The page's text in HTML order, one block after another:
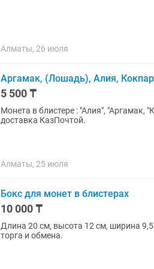
Алматы, 26 июля
Аргамак, (Лошадь), Алия,
5 500 ₸
Монета в блистере : "Алия", "Аргамак, "Кокпар", Отличный подарок, состояние unc, есть
доставка КазПочтой.
Алматы, 25 июля
Бокс для монет в блистерах
10 000 ₸
Длина 20 см, высота 12 см, ширина
торга и обмена.